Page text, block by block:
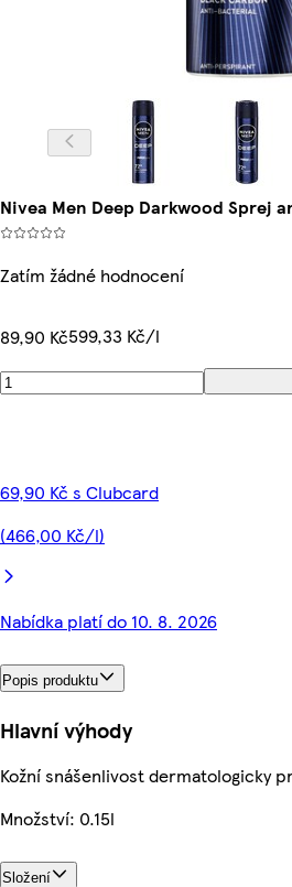
Nivea Men Deep Darkwood Sprej
Zatím žádné hodnocení
89,90 Kč599,33 Kč/l
69,90 Kč s Clubcard
(466,00 Kč/l)
Nabídka platí do 10. 8. 2026
Popis produktu
Hlavní výhody
Kožní snášenlivost dermatologicky
Množství: 0.15l
Složení